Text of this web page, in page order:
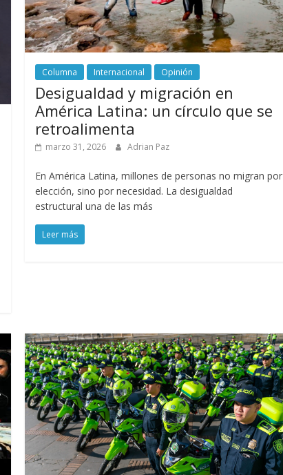
Columna Internacional Opinión
Desigualdad y migración en
América Latina: un círculo que se
retroalimenta
marzo 31, 2026 Adrian Paz
En América Latina, millones de personas no migran por
elección, sino por necesidad. La desigualdad
estructural una de las más
Leer más